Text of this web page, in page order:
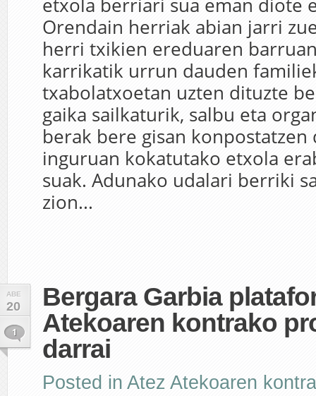
etxola berriari sua eman diote
Orendain herriak abian jarri
herri txikien ereduaren
karrikatik urrun dauden
txabolatxoetan uzten dituzte
gaika sailkaturik, salbu eta
berak bere gisan konpostatzen
inguruan kokatutako etxola
suak. Adunako udalari berriki
zion...
ABE
20
1
Bergara Garbia
Atekoaren kontrako
darrai
Posted in Atez Atekoaren kontra